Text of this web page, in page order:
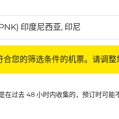
合您的筛选条件的机票。请调整
在过去 48 小时内收集的，预订时可能